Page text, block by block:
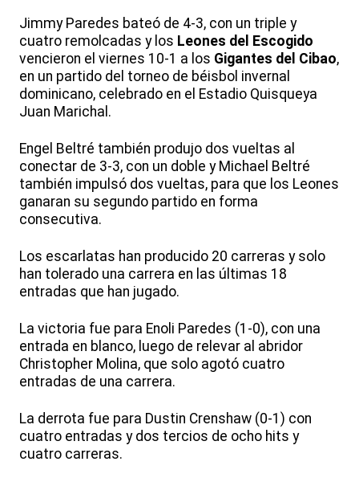
Jimmy Paredes bateó de 4-3, con un triple y
cuatro remolcadas y los Leones del Escogido
vencieron el viernes 10-1 a los Gigantes del Cibao,
en un partido del torneo de béisbol invernal
dominicano, celebrado en el Estadio Quisqueya
Juan Marichal.
Engel Beltré también produjo dos vueltas al
conectar de 3-3, con un doble y Michael Beltré
también impulsó dos vueltas, para que los Leones
ganaran su segundo partido en forma
consecutiva.
Los escarlatas han producido 20 carreras y solo
han tolerado una carrera en las últimas 18
entradas que han jugado.
La victoria fue para Enoli Paredes (1-0), con una
entrada en blanco, luego de relevar al abridor
Christopher Molina, que solo agotó cuatro
entradas de una carrera.
La derrota fue para Dustin Crenshaw (0-1) con
cuatro entradas y dos tercios de ocho hits y
cuatro carreras.